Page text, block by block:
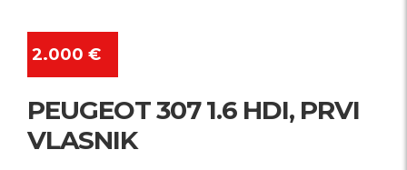
2.000 €
PEUGEOT 307 1.6 HDI, PRVI
VLASNIK